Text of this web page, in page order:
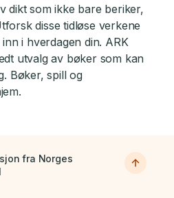
dikt som ikke bare beriker,
disse tidløse verkene
i hverdagen din. ARK
utvalg av bøker som kan
Bøker, spill og
fra Norges